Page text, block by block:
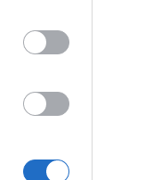
γνωστής